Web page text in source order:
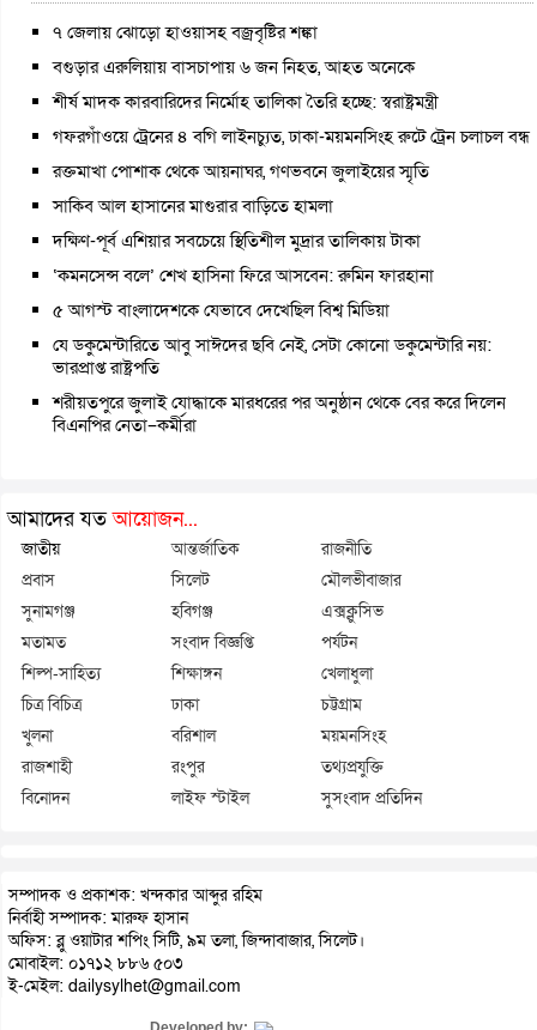
৭ জেলায় ঝোড়ো হাওয়াসহ বজ্রবৃষ্টির শঙ্কা
বগুড়ার এরুলিয়ায় বাসচাপায় ৬ জন নিহত, আহত অনেকে
শীর্ষ মাদক কারবারিদের নির্মোহ তালিকা তৈরি হচ্ছে: স্বরাষ্ট্রমন্ত্রী
গফরগাঁওয়ে ট্রেনের ৪ বগি লাইনচ্যুত, ঢাকা-ময়মনসিংহ রুটে ট্রেন চলাচল বন্ধ
রক্তমাখা পোশাক থেকে আয়নাঘর, গণভবনে জুলাইয়ের স্মৃতি
সাকিব আল হাসানের মাগুরার বাড়িতে হামলা
দক্ষিণ-পূর্ব এশিয়ার সবচেয়ে স্থিতিশীল মুদ্রার তালিকায় টাকা
‘কমনসেন্স বলে’ শেখ হাসিনা ফিরে আসবেন: রুমিন ফারহানা
৫ আগস্ট বাংলাদেশকে যেভাবে দেখেছিল বিশ্ব মিডিয়া
যে ডকুমেন্টারিতে আবু সাঈদের ছবি নেই, সেটা কোনো ডকুমেন্টারি নয়:
ভারপ্রাপ্ত রাষ্ট্রপতি
শরীয়তপুরে জুলাই যোদ্ধাকে মারধরের পর অনুষ্ঠান থেকে বের করে দিলেন
বিএনপির নেতা–কর্মীরা
আমাদের যতআয়োজন...
জাতীয় আন্তর্জাতিক
রাজনীতি
প্রবাস
সিলেট
মৌলভীবাজার
সুনামগঞ্জ
হবিগঞ্জ
এক্সক্লুসিভ
মতামত
সংবাদ বিজ্ঞপ্তি
পর্যটন
শিল্প-সাহিত্য
শিক্ষাঙ্গন
খেলাধুলা
চিত্র বিচিত্র
ঢাকা
চট্টগ্রাম
খুলনা
বরিশাল
ময়মনসিংহ
রাজশাহী
রংপুর
তথ্যপ্রযুক্তি
বিনোদন
লাইফ স্টাইল সুসংবাদ প্রতিদিন
সম্পাদক ও প্রকাশক: খন্দকার আব্দুর রহিম
নির্বাহী সম্পাদক: মারুফ হাসান
অফিস: ব্লু ওয়াটার শপিং সিটি, ৯ম তলা, জিন্দাবাজার, সিলেট।
মোবাইল: ০১৭১২ ৮৮৬ ৫০৩
ই-মেইল: dailysylhet@gmail.com